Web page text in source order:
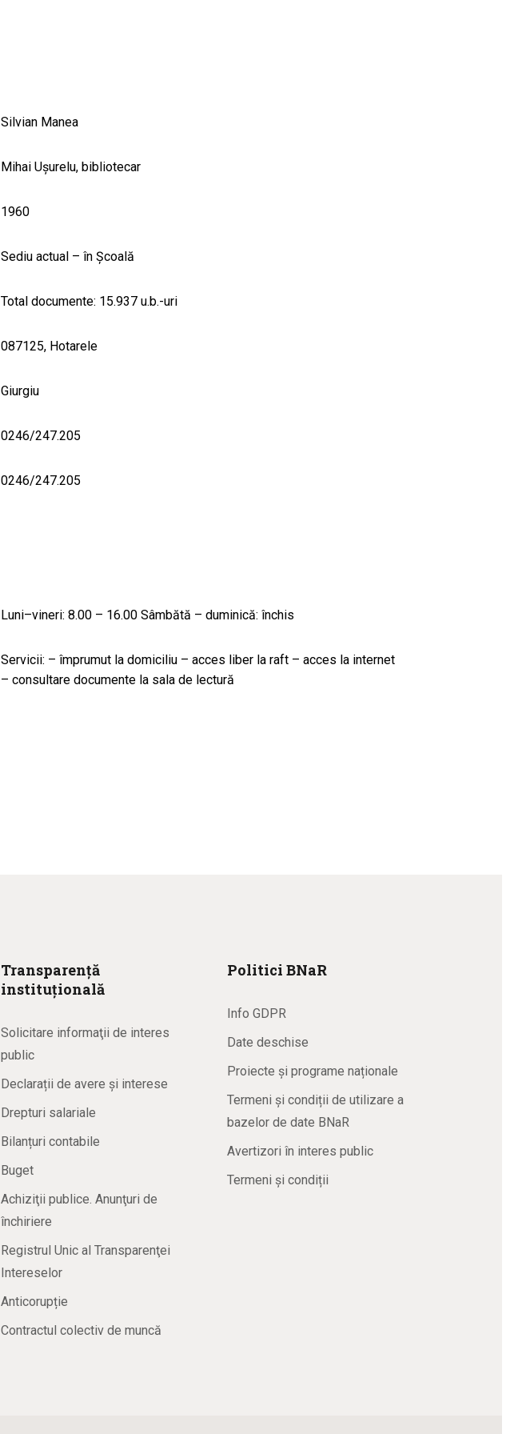
Silvian Manea
Mihai Ușurelu, bibliotecar
1960
Sediu actual – în Școală
Total documente: 15.937 u.b.-uri
087125, Hotarele
Giurgiu
0246/247.205
0246/247.205
Luni–vineri: 8.00 – 16.00 Sâmbătă – duminică: închis
Servicii: – împrumut la domiciliu – acces liber la raft – acces la internet
– consultare documente la sala de lectură
Transparență
instituțională
Solicitare informaţii de interes
public
Declarații de avere și interese
Drepturi salariale
Bilanțuri contabile
Buget
Achiziţii publice. Anunţuri de
închiriere
Registrul Unic al Transparenţei
Intereselor
Anticorupție
Contractul colectiv de muncă
Politici BNaR
Info GDPR
Date deschise
Proiecte și programe naționale
Termeni și condiții de utilizare a
bazelor de date BNaR
Avertizori în interes public
Termeni și condiții